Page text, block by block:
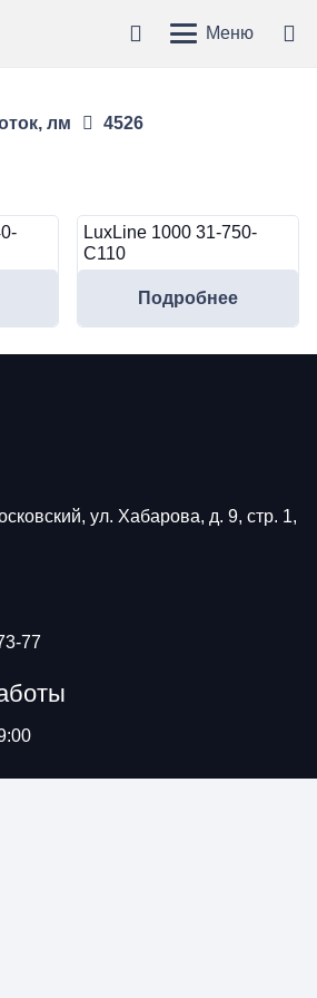
Меню
лм 4526
LuxLine 1000 31-750-
C110
Подробнее
ул. Хабарова, д. 9, стр. 1,
77